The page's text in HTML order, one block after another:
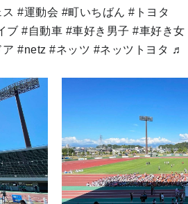
#運動会 #町いちばん #トヨタ
ブ #自動車 #車好き男子 #車好き女
#netz #ネッツ #ネッツトヨタ ♬